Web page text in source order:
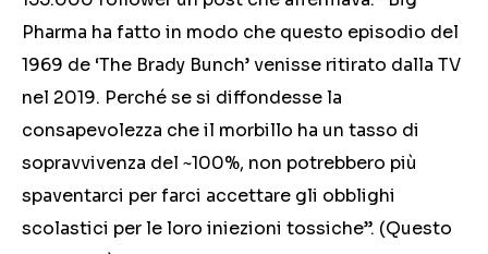
Pharma ha fatto in modo che questo episodio del
1969 de ‘The Brady Bunch’ venisse ritirato dalla TV
nel 2019. Perché se si diffondesse la
consapevolezza che il morbillo ha un tasso di
sopravvivenza del ~100%, non potrebbero più
spaventarci per farci accettare gli obblighi
scolastici per le loro iniezioni tossiche”. (Questo